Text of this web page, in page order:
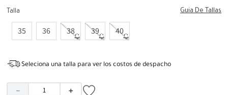
Talla Guia De Tallas
35 36 38 39 40
Seleciona una talla para ver los costos de despacho
＋
－